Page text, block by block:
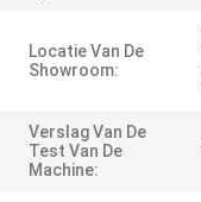
Locatie Van De
Showroom:
Verslag Van De
Test Van De
Machine: